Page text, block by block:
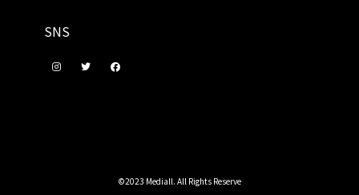
SNS
©2023 Mediall. All Rights Reserve